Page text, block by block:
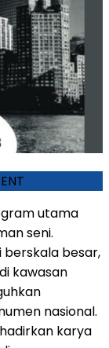
utama
seni.
besar,
kawasan
nasional.
karya